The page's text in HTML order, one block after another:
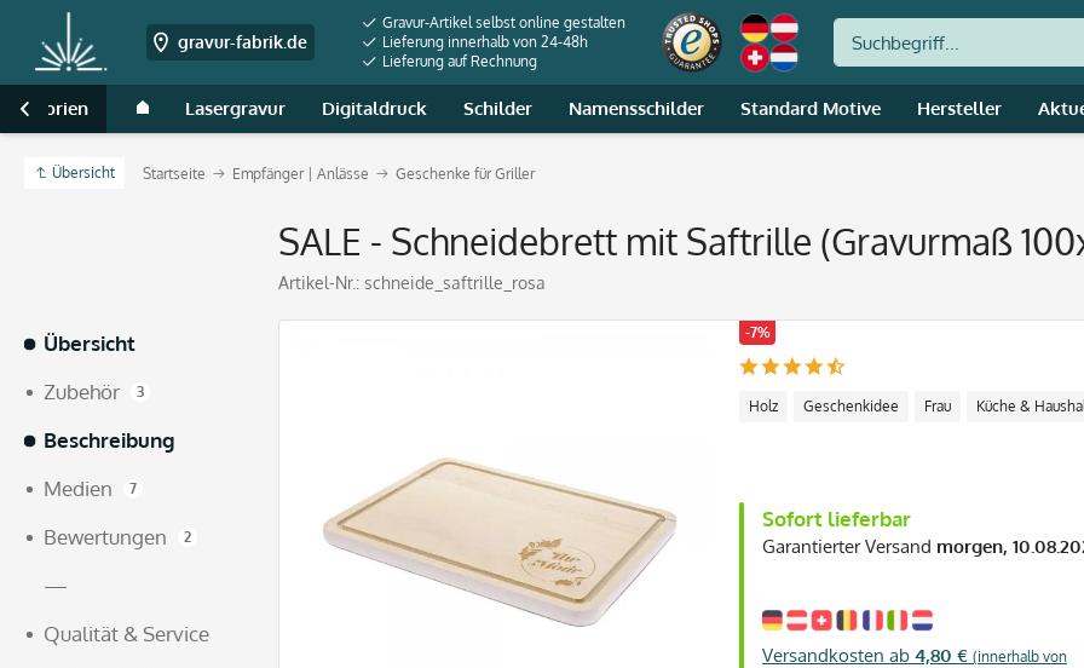
gravur-fabrik.de
Gravur-Artikel selbst online gestalten
Lieferung innerhalb von 24-48h
Lieferung auf Rechnung
Lasergravur Digitaldruck Schilder Namensschilder Standard Motive Hersteller

Übersicht Startseite Empfänger | Anlässe Geschenke für Griller
SALE - Schneidebrett mit Saftrille (Gravurmaß
Artikel-Nr.: schneide_saftrille_rosa
Übersicht
Zubehör
3
Beschreibung
Medien
7
Bewertungen 2
—
Qualität & Service
-7%
Holz Geschenkidee Frau Küche &
Sofort lieferbar
Garantierter Versand morgen,
Versandkosten ab 4,80 € (innerhalb von